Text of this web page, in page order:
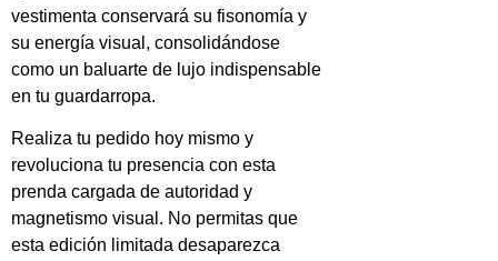
vestimenta conservará su fisonomía y
su energía visual, consolidándose
como un baluarte de lujo indispensable
en tu guardarropa.
Realiza tu pedido hoy mismo y
revoluciona tu presencia con esta
prenda cargada de autoridad y
magnetismo visual. No permitas que
esta edición limitada desaparezca